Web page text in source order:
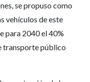
se propuso como
vehículos de este
para 2040 el 40%
transporte público